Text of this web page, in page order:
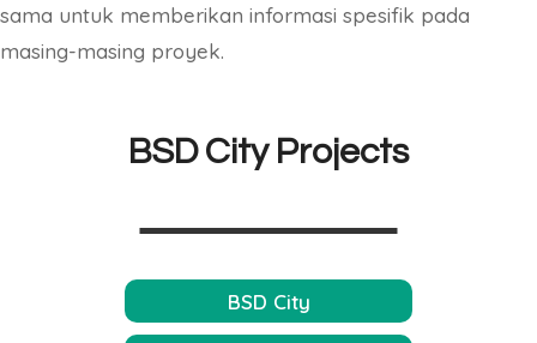
sama untuk memberikan informasi spesifik pada
masing-masing proyek.
BSD City Projects
BSD City